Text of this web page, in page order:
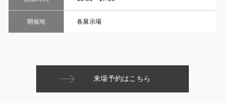
開催地 各展示場
来場予約はこちら